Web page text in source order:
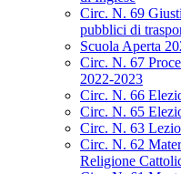
Circ. N. 69
pubblici di
Scuola Aperta
Circ. N. 67
2022-2023
Circ. N. 66
Circ. N. 65
Circ. N. 63
Circ. N. 62
Religione